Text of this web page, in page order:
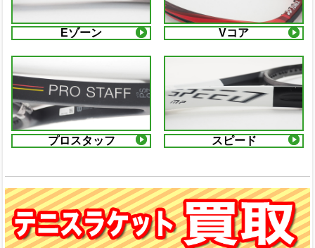
Eゾーン Vコア
プロスタッフ スピード